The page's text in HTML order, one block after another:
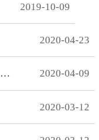
2019-10-09
2020-04-23
选购三维旋转清洗喷头时不能忽略的事项有哪些 2020-04-09
2020-03-12